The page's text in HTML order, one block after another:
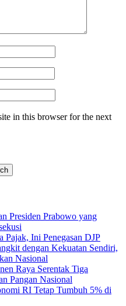
in this browser for the next
Presiden Prabowo yang
Pajak, Ini Penegasan DJP
dengan Kekuatan Sendiri,
Nasional
Raya Serentak Tiga
Pangan Nasional
RI Tetap Tumbuh 5% di